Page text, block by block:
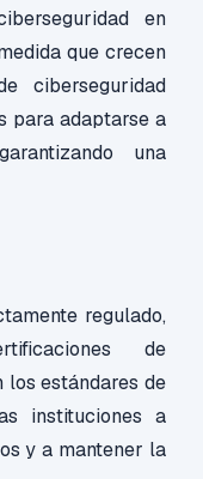
en
que crecen
ciberseguridad
para adaptarse a
una
regulado,
de
los estándares de
instituciones a
y a mantener la